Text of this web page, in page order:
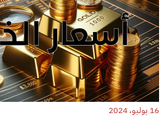
16 يوليو، 2024